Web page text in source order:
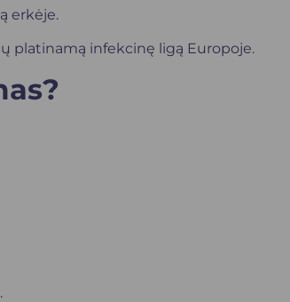
erkėje.
platinamą infekcinę ligą Europoje.